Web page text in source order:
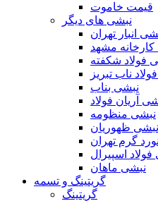
قیمت خاموت
نبشی های دیگر
انبار تهران
مشهد
فولاد شکفته
ناب تبریز
نبشی بناب
آریان فولاد
نبشی منظومه
نبشی ظهوریان
گرم تهران
اسپیرال
نبشی ماهان
گریتینگ و تسمه
گریتینگ